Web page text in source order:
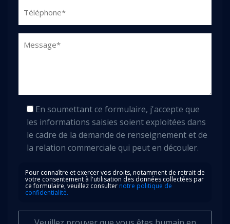
En soumettant ce formulaire, j'accepte que
les informations saisies soient exploitées dans
le cadre de la demande de renseignement et de
la relation commerciale qui peut en découler.
Pour connaître et exercer vos droits, notamment de retrait de
votre consentement à l'utilisation des données collectées par
ce formulaire, veuillez consulter notre politique de
confidentialité.